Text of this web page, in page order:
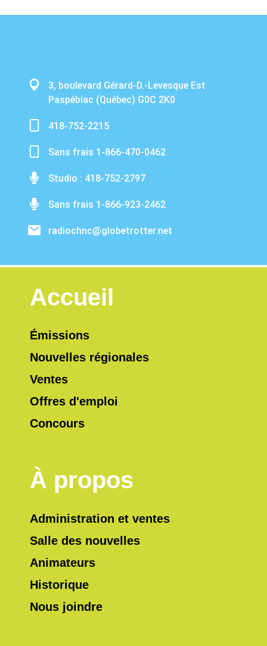
3, boulevard Gérard-D.-Levesque Est
Paspébiac (Québec) G0C 2K0
418-752-2215
Sans frais 1-866-470-0462
Studio : 418-752-2797
Sans frais 1-866-923-2462
radiochnc@globetrotter.net
Accueil
Émissions
Nouvelles régionales
Ventes
Offres d'emploi
Concours
À propos
Administration et ventes
Salle des nouvelles
Animateurs
Historique
Nous joindre